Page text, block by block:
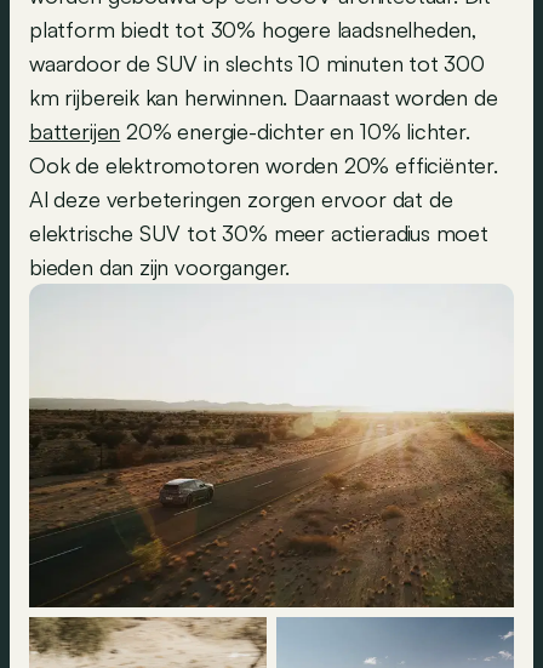
platform biedt tot 30% hogere laadsnelheden,
waardoor de SUV in slechts 10 minuten tot 300
km rijbereik kan herwinnen. Daarnaast worden de
batterijen 20% energie-dichter en 10% lichter.
Ook de elektromotoren worden 20% efficiënter.
Al deze verbeteringen zorgen ervoor dat de
elektrische SUV tot 30% meer actieradius moet
bieden dan zijn voorganger.